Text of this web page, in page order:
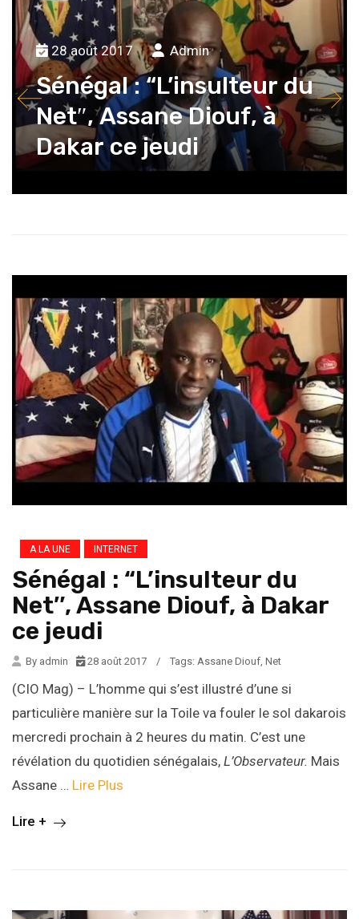
28 août 2017 Admin
Sénégal : “L’insulteur du
Net″, Assane Diouf, à
Dakar ce jeudi
A LA UNE INTERNET
Sénégal : “L’insulteur du
Net″, Assane Diouf, à Dakar
ce jeudi
By admin 28 août 2017 / Tags: Assane Diouf, Net
(CIO Mag) – L’homme qui s’est illustré d’une si
particulière manière sur la Toile va fouler le sol dakarois
mercredi prochain à 2 heures du matin. C’est une
révélation du quotidien sénégalais, L’Observateur. Mais
Assane … Lire Plus
Lire +